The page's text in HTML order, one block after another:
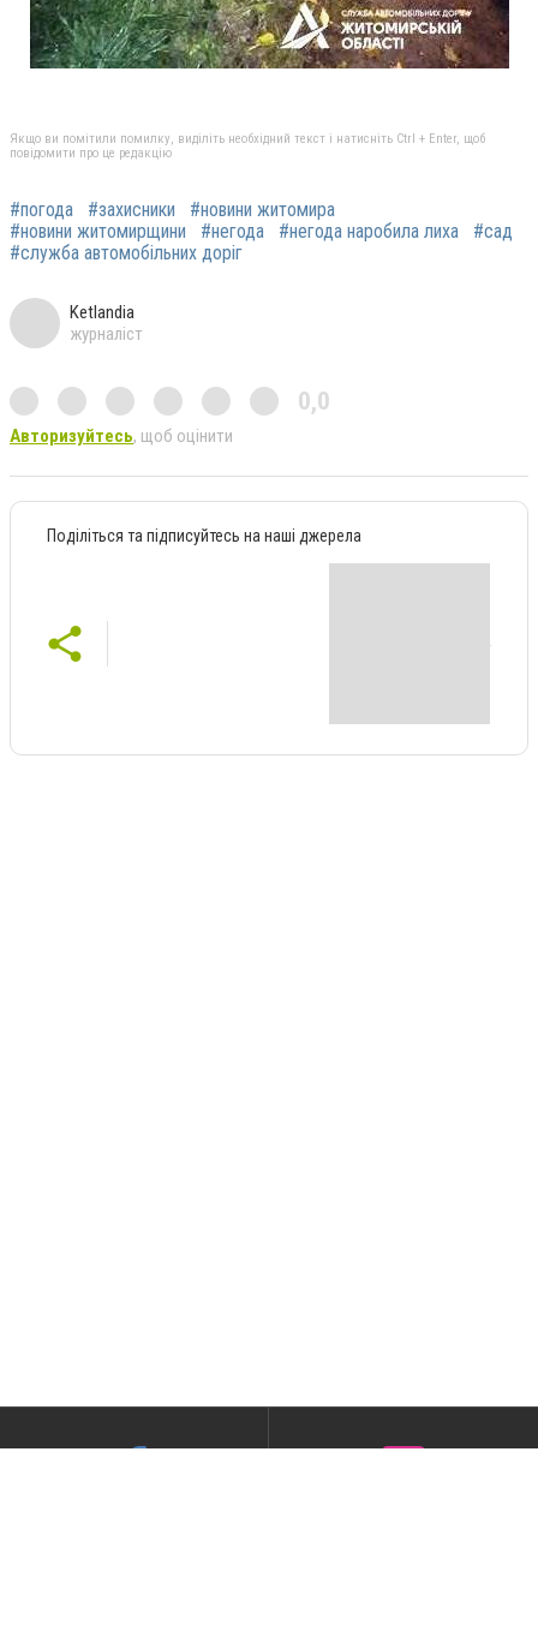
Якщо ви помітили помилку, виділіть необхідний текст і натисніть Ctrl + Enter, щоб
повідомити про це редакцію
#погода #захисники
#новини житомира
#новини житомирщини
#негода #негода наробила лиха
#сад
#служба автомобільних доріг
Ketlandia
журналіст
0,0
Авторизуйтесь, щоб оцінити
Поділіться та підписуйтесь на наші джерела